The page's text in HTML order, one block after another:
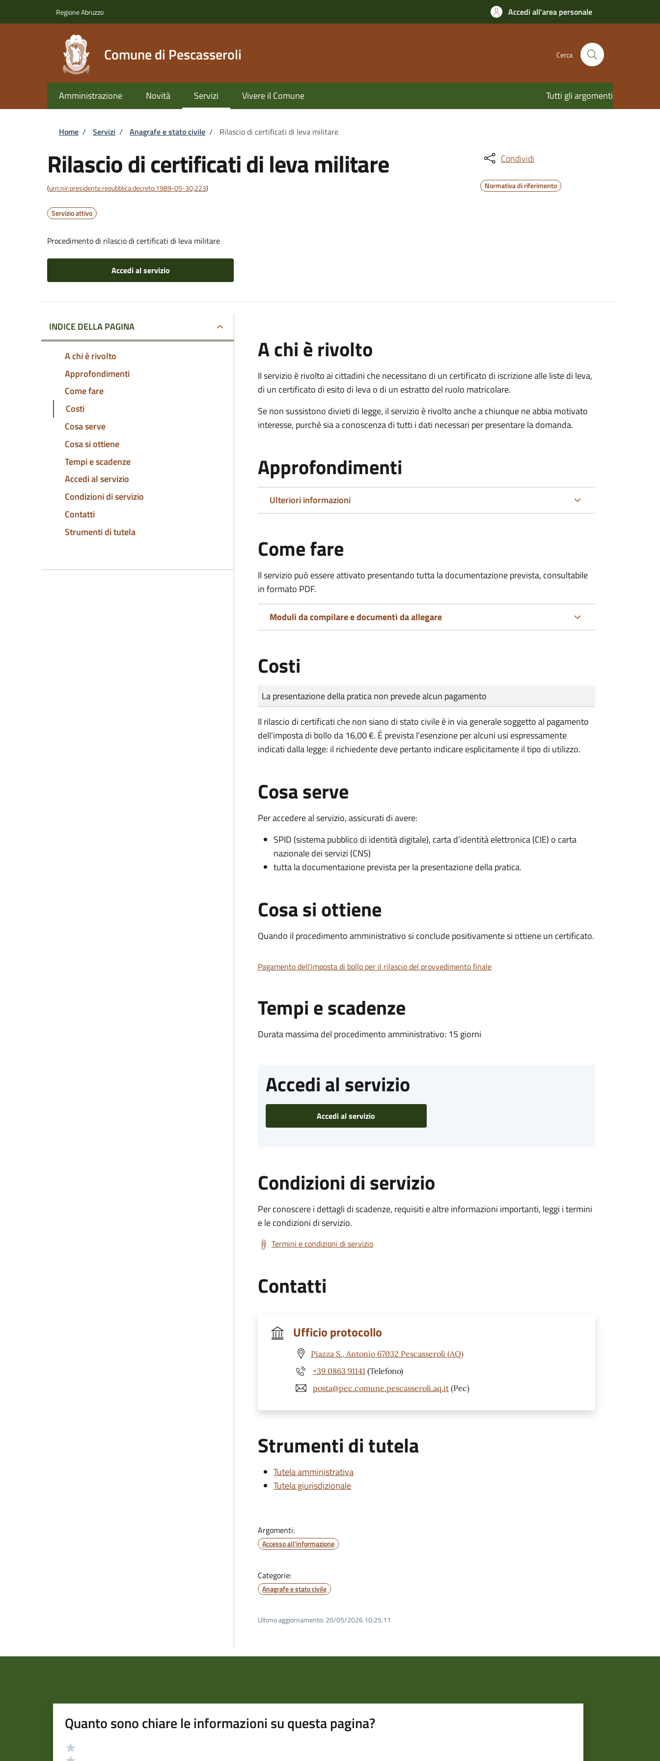
Regione Abruzzo Accedi all'area personale
Comune di Pescasseroli Cerca
Amministrazione Novità Servizi Vivere il Comune Tutti gli argomenti
Briciole di pane
Home / Servizi / Anagrafe e stato civile / Rilascio di certificati di leva militare
Rilascio di certificati di leva militare
(urn:nir:presidente.repubblica:decreto:1989-05-30;223)
Servizio attivo
Procedimento di rilascio di certificati di leva militare
Accedi al servizio
Condividi
Normativa di riferimento
INDICE DELLA PAGINA
A chi è rivolto
Approfondimenti
Come fare
Costi
Cosa serve
Cosa si ottiene
Tempi e scadenze
Accedi al servizio
Condizioni di servizio
Contatti
Strumenti di tutela
A chi è rivolto
Il servizio è rivolto ai cittadini che necessitano di un certificato di iscrizione alle liste di leva,
di un certificato di esito di leva o di un estratto del ruolo matricolare.
Se non sussistono divieti di legge, il servizio è rivolto anche a chiunque ne abbia motivato
interesse, purché sia a conoscenza di tutti i dati necessari per presentare la domanda.
Approfondimenti
Ulteriori informazioni
Come fare
Il servizio può essere attivato presentando tutta la documentazione prevista, consultabile
in formato PDF.
Moduli da compilare e documenti da allegare
Costi
Tipo di pagamento
Importo
La presentazione della pratica non prevede alcun pagamento
Il rilascio di certificati che non siano di stato civile è in via generale soggetto al pagamento
dell'imposta di bollo da 16,00 €. É prevista l'esenzione per alcuni usi espressamente
indicati dalla legge: il richiedente deve pertanto indicare esplicitamente il tipo di utilizzo.
Cosa serve
Per accedere al servizio, assicurati di avere:
SPID (sistema pubblico di identità digitale), carta d’identità elettronica (CIE) o carta
nazionale dei servizi (CNS)
tutta la documentazione prevista per la presentazione della pratica.
Cosa si ottiene
Quando il procedimento amministrativo si conclude positivamente si ottiene un certificato.
Pagamento dell'imposta di bollo per il rilascio del provvedimento finale
Tempi e scadenze
Durata massima del procedimento amministrativo: 15 giorni
Accedi al servizio
Accedi al servizio
Condizioni di servizio
Per conoscere i dettagli di scadenze, requisiti e altre informazioni importanti, leggi i termini
e le condizioni di servizio.
Termini e condizioni di servizio
Contatti
Ufficio protocollo
Piazza S., Antonio 67032 Pescasseroli (AQ)
+39 0863 91141 (Telefono)
posta@pec.comune.pescasseroli.aq.it (Pec)
Strumenti di tutela
Tutela amministrativa
Tutela giurisdizionale
Argomenti:
Accesso all'informazione
Categorie:
Anagrafe e stato civile
Ultimo aggiornamento: 20/05/2026 10:25.11
Quanto sono chiare le informazioni su questa pagina?
Valutazione